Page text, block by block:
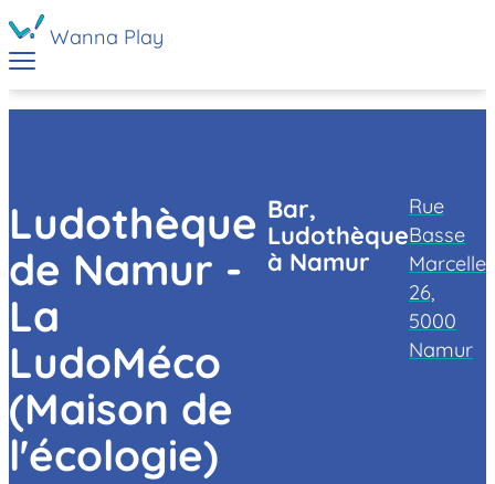
Wanna Play
Ludothèque
de Namur -
La
LudoMéco
(Maison de
l'écologie)
Bar,
Ludothèque
à Namur
Rue
Basse
Marcelle
26,
5000
Namur